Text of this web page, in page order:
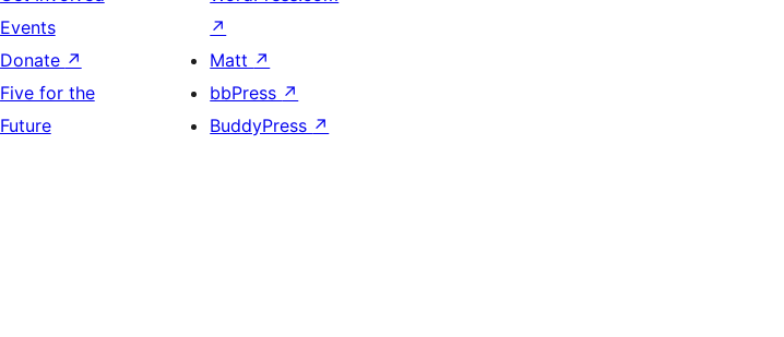
Events
Donate ↗
Five for the
Future
↗
Matt ↗
bbPress ↗
BuddyPress ↗